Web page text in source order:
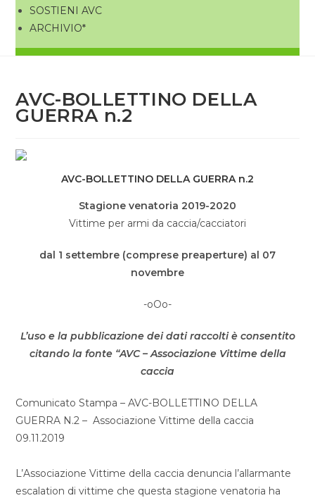
SOSTIENI AVC
ARCHIVIO*
AVC-BOLLETTINO DELLA
GUERRA n.2
AVC-BOLLETTINO DELLA GUERRA n.2
Stagione venatoria 2019-2020
Vittime per armi da caccia/cacciatori
dal 1 settembre (comprese preaperture) al 07
novembre
-oOo-
L’uso e la pubblicazione dei dati raccolti è consentito
citando la fonte “AVC – Associazione Vittime della
caccia
Comunicato Stampa – AVC-BOLLETTINO DELLA
GUERRA N.2 – Associazione Vittime della caccia
09.11.2019
L’Associazione Vittime della caccia denuncia l’allarmante
escalation di vittime che questa stagione venatoria ha